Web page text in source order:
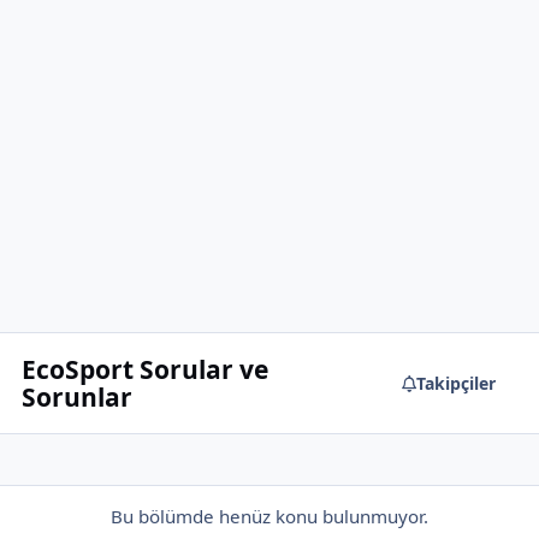
EcoSport Sorular ve
Sorunlar
Takipçiler
Bu bölümde henüz konu bulunmuyor.